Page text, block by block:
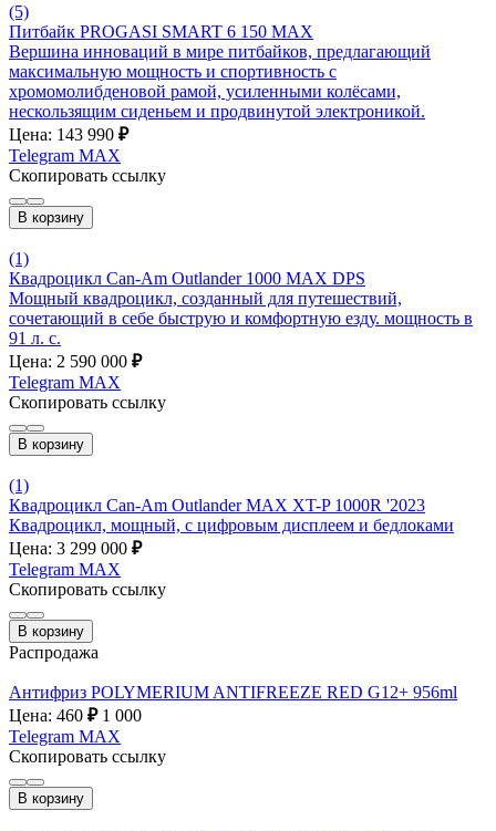
(5)
Питбайк PROGASI SMART 6 150 MAX
Вершина инноваций в мире питбайков, предлагающий
максимальную мощность и спортивность с
хромомолибденовой рамой, усиленными колёсами,
нескользящим сиденьем и продвинутой электроникой.
Цена: 143 990 ₽
Telegram MAX
Скопировать ссылку
В корзину
(1)
Квадроцикл Can-Am Outlander 1000 MAX DPS
Мощный квадроцикл, созданный для путешествий,
сочетающий в себе быструю и комфортную езду. мощность в
91 л. с.
Цена: 2 590 000 ₽
Telegram MAX
Скопировать ссылку
В корзину
(1)
Квадроцикл Can-Am Outlander MAX XT-P 1000R '2023
Квадроцикл, мощный, с цифровым дисплеем и бедлоками
Цена: 3 299 000 ₽
Telegram MAX
Скопировать ссылку
В корзину
Распродажа
Антифриз POLYMERIUM ANTIFREEZE RED G12+ 956ml
Цена: 460 ₽ 1 000
Telegram MAX
Скопировать ссылку
В корзину